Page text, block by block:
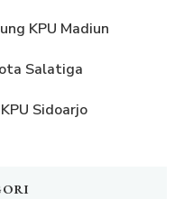
KPU Madiun
Salatiga
Sidoarjo